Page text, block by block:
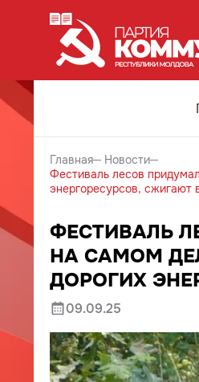
Главная
Новости
Фестиваль лесов
энергоресурсов, сжигают
ФЕСТИВАЛЬ
НА САМОМ
ДОРОГИХ
09.09.25